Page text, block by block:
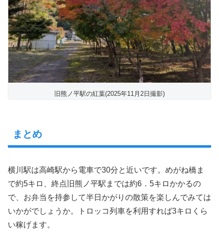
旧熊ノ平駅の紅葉(2025年11月2日撮影)
まとめ
横川駅は高崎駅から電車で30分と近いです。めがね橋ま
で約5キロ、終点旧熊ノ平駅までは約6．5キロかかるの
で、お弁当を持参して半日かがりの散策を楽しんでみては
いかがでしょうか。トロッコ列車を利用すれば3キロくら
い稼げます。